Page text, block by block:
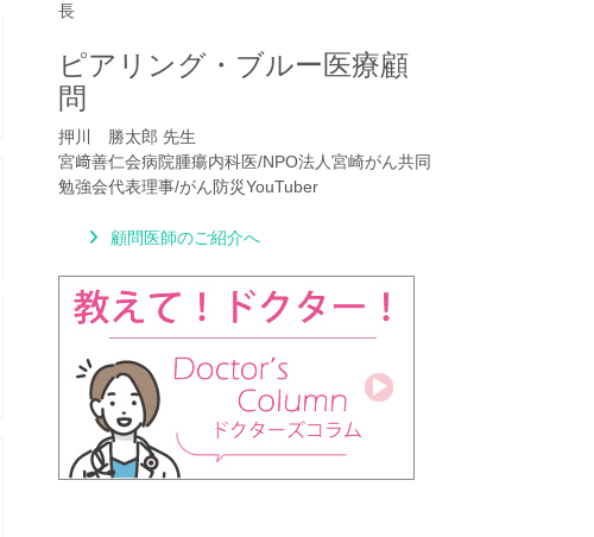
長
ピアリング・ブルー医療顧
問
押川 勝太郎 先生
宮﨑善仁会病院腫瘍内科医/NPO法人宮崎がん共同
勉強会代表理事/がん防災YouTuber
顧問医師のご紹介へ